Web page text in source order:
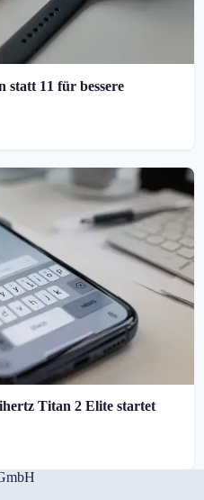
statt 11 für bessere
Titan 2 Elite startet